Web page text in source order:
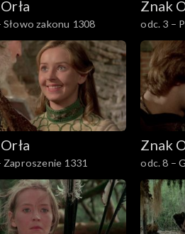
Słowo zakonu 1308
Znak
odc. 3 –
Zaproszenie 1331
Znak
odc. 8 –